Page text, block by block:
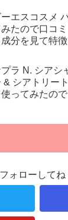
ーエスコスメ
みたので口コ
成分を見て特
ラ N. シアシ
& シアトリー
使ってみたので
フォローしてね